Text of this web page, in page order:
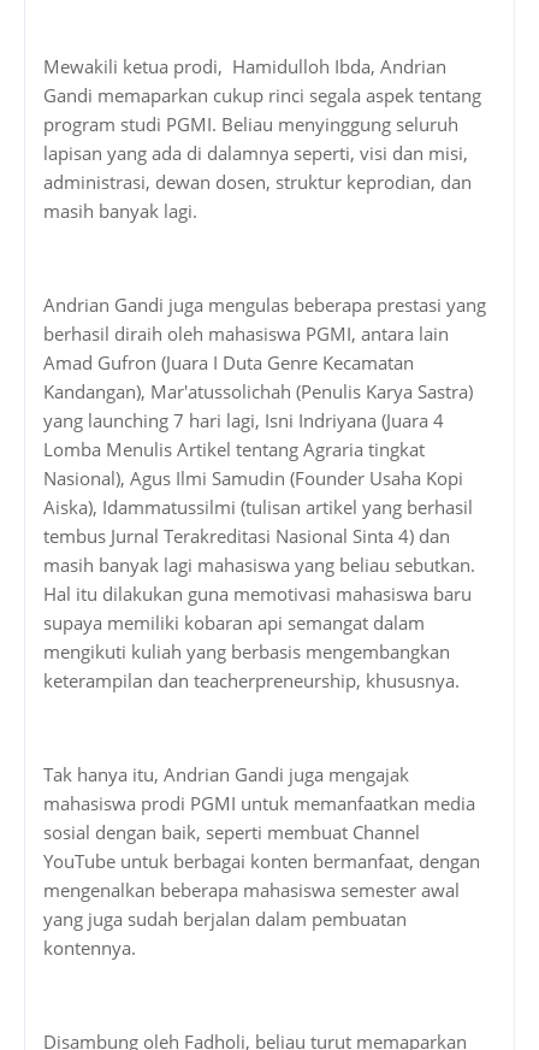
Mewakili ketua prodi, Hamidulloh Ibda, Andrian
Gandi memaparkan cukup rinci segala aspek tentang
program studi PGMI. Beliau menyinggung seluruh
lapisan yang ada di dalamnya seperti, visi dan misi,
administrasi, dewan dosen, struktur keprodian, dan
masih banyak lagi.
Andrian Gandi juga mengulas beberapa prestasi yang
berhasil diraih oleh mahasiswa PGMI, antara lain
Amad Gufron (Juara I Duta Genre Kecamatan
Kandangan), Mar'atussolichah (Penulis Karya Sastra)
yang launching 7 hari lagi, Isni Indriyana (Juara 4
Lomba Menulis Artikel tentang Agraria tingkat
Nasional), Agus Ilmi Samudin (Founder Usaha Kopi
Aiska), Idammatussilmi (tulisan artikel yang berhasil
tembus Jurnal Terakreditasi Nasional Sinta 4) dan
masih banyak lagi mahasiswa yang beliau sebutkan.
Hal itu dilakukan guna memotivasi mahasiswa baru
supaya memiliki kobaran api semangat dalam
mengikuti kuliah yang berbasis mengembangkan
keterampilan dan teacherpreneurship, khususnya.
Tak hanya itu, Andrian Gandi juga mengajak
mahasiswa prodi PGMI untuk memanfaatkan media
sosial dengan baik, seperti membuat Channel
YouTube untuk berbagai konten bermanfaat, dengan
mengenalkan beberapa mahasiswa semester awal
yang juga sudah berjalan dalam pembuatan
kontennya.
Disambung oleh Fadholi, beliau turut memaparkan